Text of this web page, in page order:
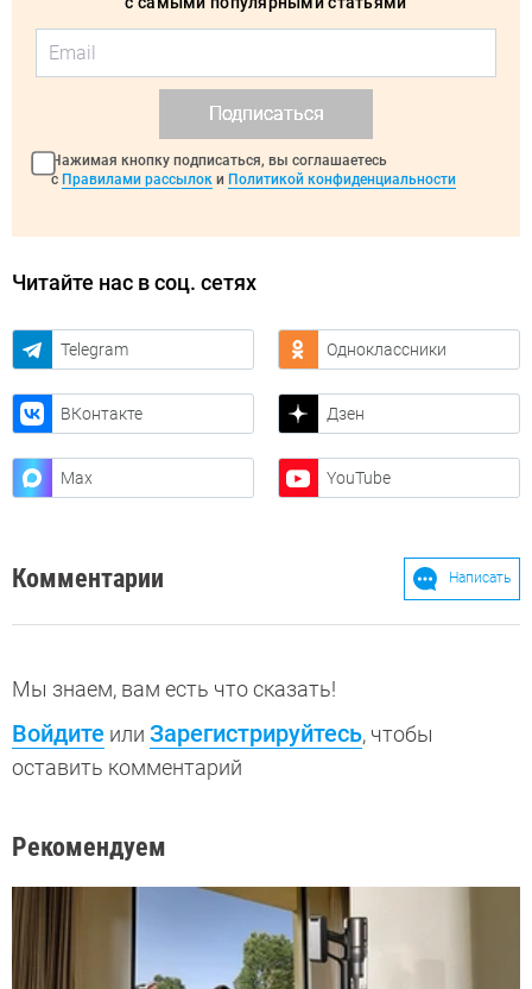
Подписаться
Нажимая кнопку подписаться, вы соглашаетесь
с Правилами рассылок и Политикой конфиденциальности
Читайте нас в соц. сетях
Telegram Одноклассники
ВКонтакте Дзен
Max YouTube
Комментарии Написать
Мы знаем, вам есть что сказать!
Войдите или Зарегистрируйтесь, чтобы
оставить комментарий
Рекомендуем